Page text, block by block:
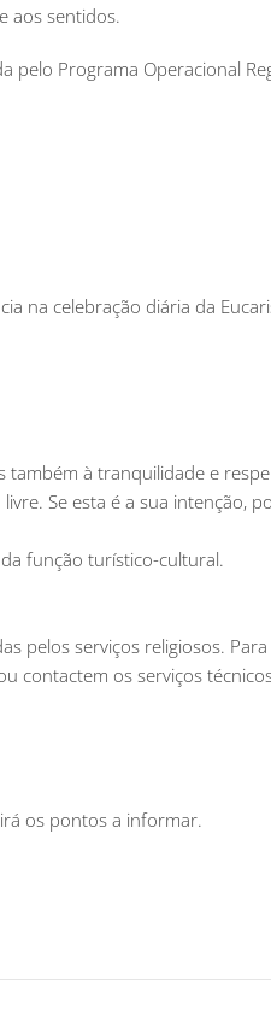
aos sentidos.
pelo Programa Operacional
celebração diária da
à tranquilidade e
Se esta é a sua intenção,
função turístico-cultural.
pelos serviços religiosos.
contactem os serviços
os pontos a informar.